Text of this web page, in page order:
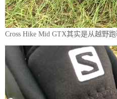
Cross Hike Mid GTX其实是从越野跑